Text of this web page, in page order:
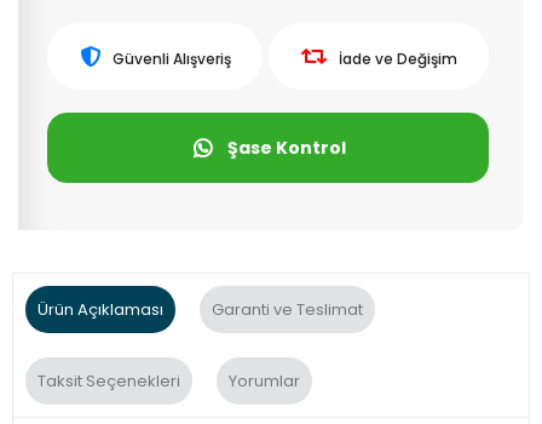
Güvenli Alışveriş İade ve Değişim
Şase Kontrol
Ürün Açıklaması Garanti ve Teslimat
Taksit Seçenekleri Yorumlar